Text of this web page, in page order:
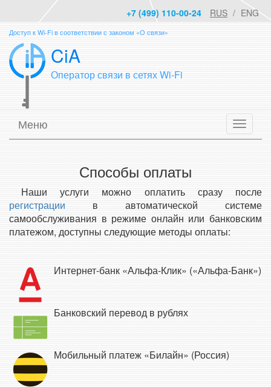
+7 (499) 110-00-24 RUS ENG
Доступ к Wi-Fi в соответствии с законом «О связи»
CiA
Оператор связи в сетях Wi-Fi
Меню
Способы оплаты
Наши услуги можно оплатить сразу после
регистрации в автоматической системе
самообслуживания в режиме онлайн или банковским
платежом, доступны следующие методы оплаты:
Интернет-банк «Альфа-Клик» («Альфа-Банк»)
Банковский перевод в рублях
Мобильный платеж «Билайн» (Россия)